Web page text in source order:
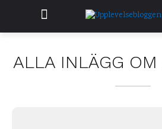
ALLA INLÄGG OM